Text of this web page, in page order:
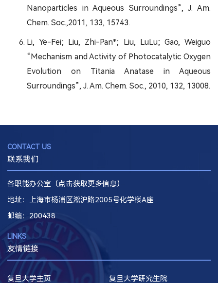
Nanoparticles in Aqueous Surroundings”, J. Am.
Chem. Soc.,2011, 133, 15743.
Li, Ye-Fei; Liu, Zhi-Pan*; Liu, LuLu; Gao, Weiguo
“Mechanism and Activity of Photocatalytic Oxygen
Evolution on Titania Anatase in Aqueous
Surroundings”, J. Am. Chem. Soc., 2010, 132, 13008.
CONTACT US
联系我们
各职能办公室（点击获取更多信息）
地址：上海市杨浦区淞沪路2005号化学楼A座
邮编：200438
LINKS
友情链接
复旦大学主页 复旦大学研究生院